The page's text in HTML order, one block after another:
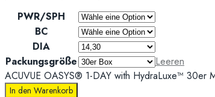
PWR/SPH
BC
DIA
Packungsgröße
Leeren
ACUVUE OASYS® 1-DAY with HydraLuxe™ 30er
In den Warenkorb